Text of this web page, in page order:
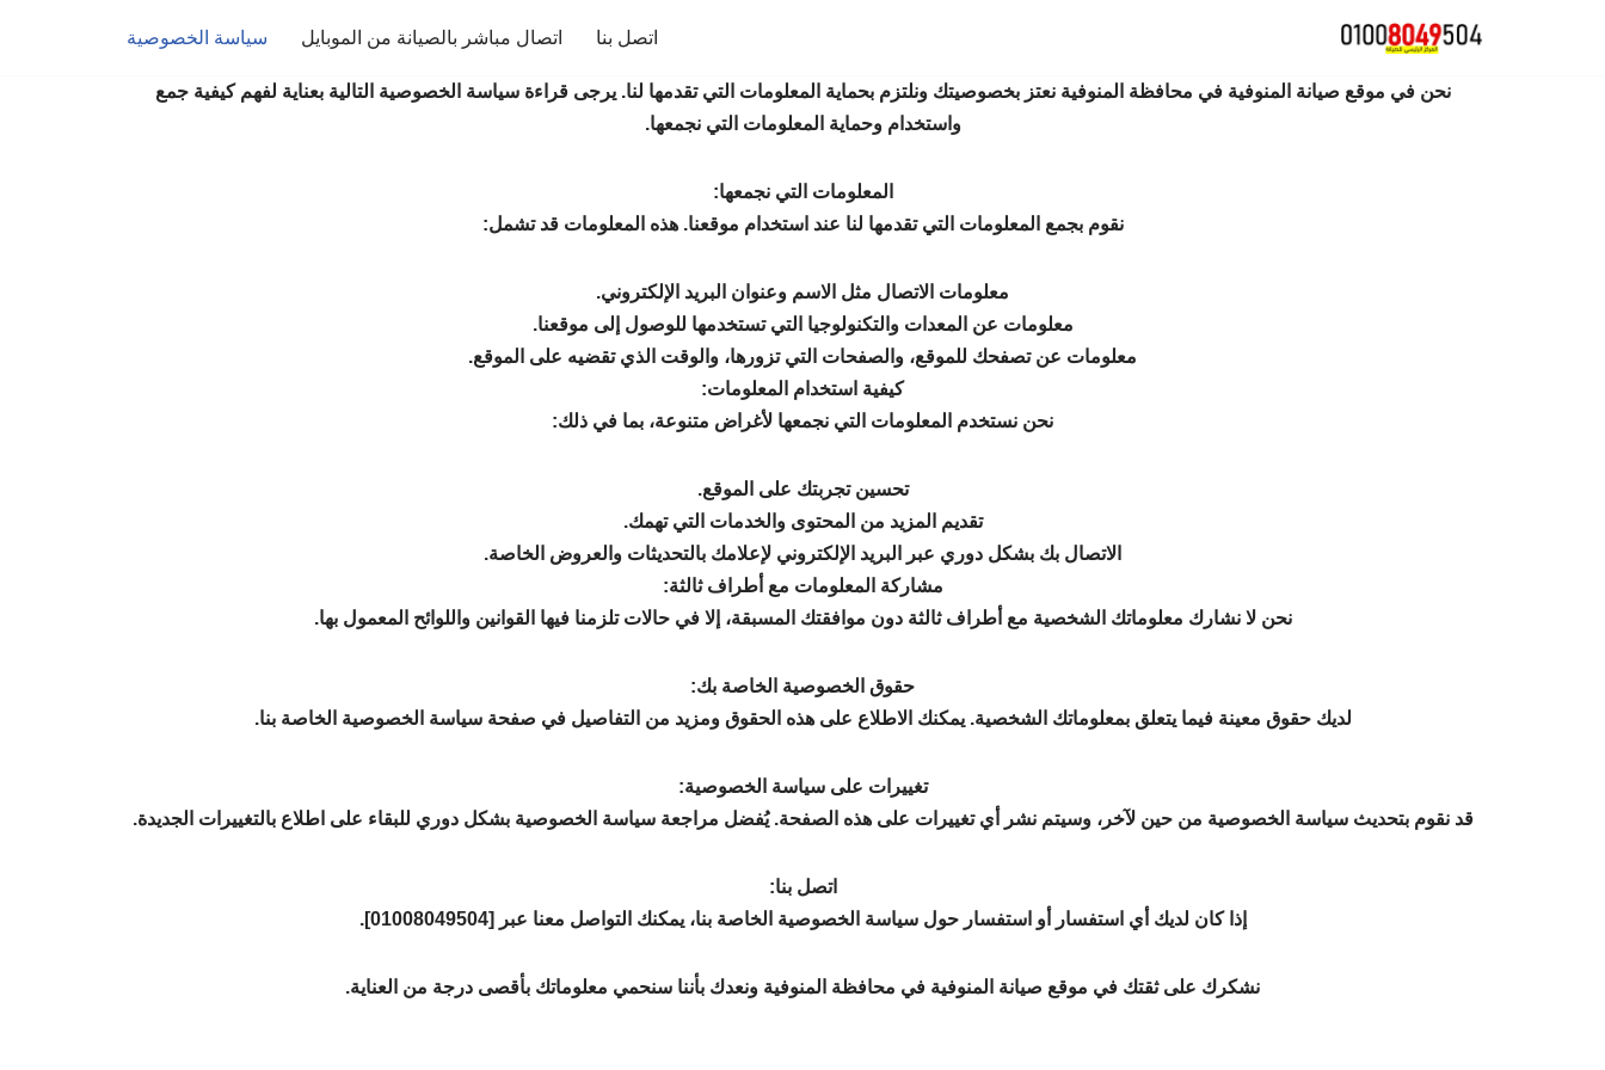
اتصل بنا اتصال مباشر بالصيانة من الموبايل سياسة الخصوصية
نحن في موقع صيانة المنوفية في محافظة المنوفية نعتز بخصوصيتك ونلتزم بحماية المعلومات التي تقدمها لنا. يرجى قراءة سياسة الخصوصية التالية بعناية لفهم كيفية جمع
واستخدام وحماية المعلومات التي نجمعها.
المعلومات التي نجمعها:
نقوم بجمع المعلومات التي تقدمها لنا عند استخدام موقعنا. هذه المعلومات قد تشمل:
معلومات الاتصال مثل الاسم وعنوان البريد الإلكتروني.
معلومات عن المعدات والتكنولوجيا التي تستخدمها للوصول إلى موقعنا.
معلومات عن تصفحك للموقع، والصفحات التي تزورها، والوقت الذي تقضيه على الموقع.
كيفية استخدام المعلومات:
نحن نستخدم المعلومات التي نجمعها لأغراض متنوعة، بما في ذلك:
تحسين تجربتك على الموقع.
تقديم المزيد من المحتوى والخدمات التي تهمك.
الاتصال بك بشكل دوري عبر البريد الإلكتروني لإعلامك بالتحديثات والعروض الخاصة.
مشاركة المعلومات مع أطراف ثالثة:
نحن لا نشارك معلوماتك الشخصية مع أطراف ثالثة دون موافقتك المسبقة، إلا في حالات تلزمنا فيها القوانين واللوائح المعمول بها.
حقوق الخصوصية الخاصة بك:
لديك حقوق معينة فيما يتعلق بمعلوماتك الشخصية. يمكنك الاطلاع على هذه الحقوق ومزيد من التفاصيل في صفحة سياسة الخصوصية الخاصة بنا.
تغييرات على سياسة الخصوصية:
قد نقوم بتحديث سياسة الخصوصية من حين لآخر، وسيتم نشر أي تغييرات على هذه الصفحة. يُفضل مراجعة سياسة الخصوصية بشكل دوري للبقاء على اطلاع بالتغييرات الجديدة.
اتصل بنا:
إذا كان لديك أي استفسار أو استفسار حول سياسة الخصوصية الخاصة بنا، يمكنك التواصل معنا عبر [01008049504].
نشكرك على ثقتك في موقع صيانة المنوفية في محافظة المنوفية ونعدك بأننا سنحمي معلوماتك بأقصى درجة من العناية.